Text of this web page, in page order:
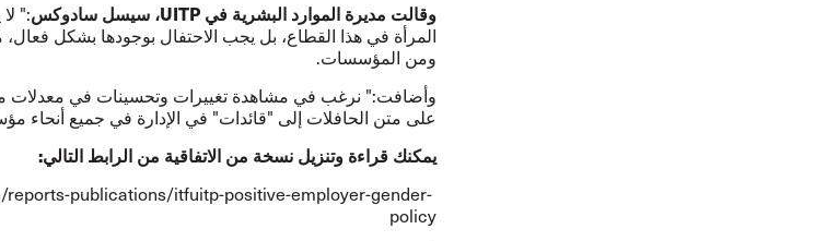
وقالت مديرة الموارد البشرية في UITP، سيسل سادوكس:"
المرأة في هذا القطاع، بل يجب الاحتفال بوجودها بشكل فعال،
ومن المؤسسات.
وأضافت:" نرغب في مشاهدة تغييرات وتحسينات في معدلات
على متن الحافلات إلى "قائدات" في الإدارة في جميع أنحاء
يمكنك قراءة وتنزيل نسخة من الاتفاقية من الرابط التالي:
publications/itfuitp-positive-employer-gender-
policy